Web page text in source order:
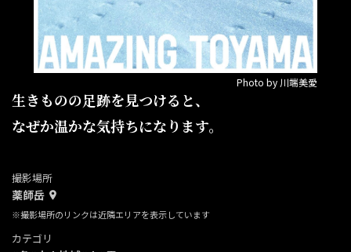
Photo by 川端美愛
生きものの足跡を見つけると、
なぜか温かな気持ちになります。
撮影場所
薬師岳
※撮影場所のリンクは近隣エリアを表示しています
カテゴリ